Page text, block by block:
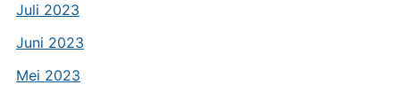
Juli 2023
Juni 2023
Mei 2023